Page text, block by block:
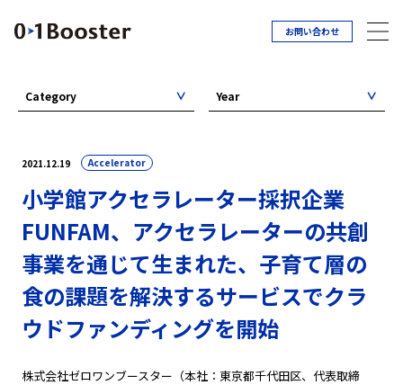
お問い合わせ
2021.12.19 Accelerator
小学館アクセラレーター採択企業
FUNFAM、アクセラレーターの共創
事業を通じて生まれた、子育て層の
食の課題を解決するサービスでクラ
ウドファンディングを開始
株式会社ゼロワンブースター（本社：東京都千代田区、代表取締
Category Year